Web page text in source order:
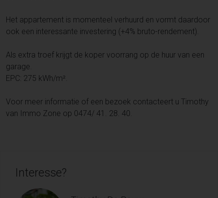
Het appartement is momenteel verhuurd en vormt daardoor
ook een interessante investering (+4% bruto-rendement).
Als extra troef krijgt de koper voorrang op de huur van een
garage.
EPC: 275 kWh/m².
Voor meer informatie of een bezoek contacteert u Timothy
van Immo Zone op 0474/ 41. 28. 40.
Interesse?